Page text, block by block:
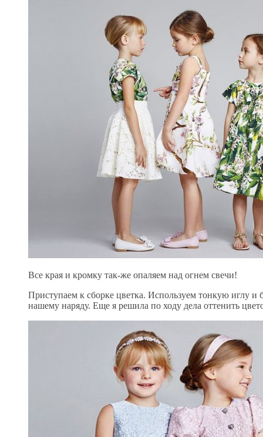
Все края и кромку так-же опаляем над огнем свечи!
Приступаем к сборке цветка. Используем тонкую иглу
нашему наряду. Еще я решила по ходу дела оттенить